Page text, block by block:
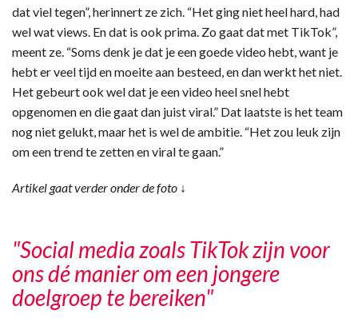
dat viel tegen”, herinnert ze zich. “Het ging niet heel hard, had
wel wat views. En dat is ook prima. Zo gaat dat met TikTok”,
meent ze. “Soms denk je dat je een goede video hebt, want je
hebt er veel tijd en moeite aan besteed, en dan werkt het niet.
Het gebeurt ook wel dat je een video heel snel hebt
opgenomen en die gaat dan juist viral.” Dat laatste is het team
nog niet gelukt, maar het is wel de ambitie. “Het zou leuk zijn
om een trend te zetten en viral te gaan.”
Artikel gaat verder onder de foto ↓
"Social media zoals TikTok zijn voor
ons dé manier om een jongere
doelgroep te bereiken"